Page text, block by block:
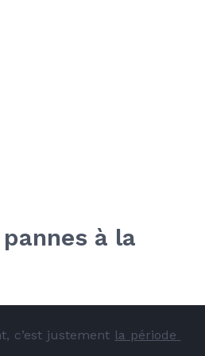
à la
c’est justement la période